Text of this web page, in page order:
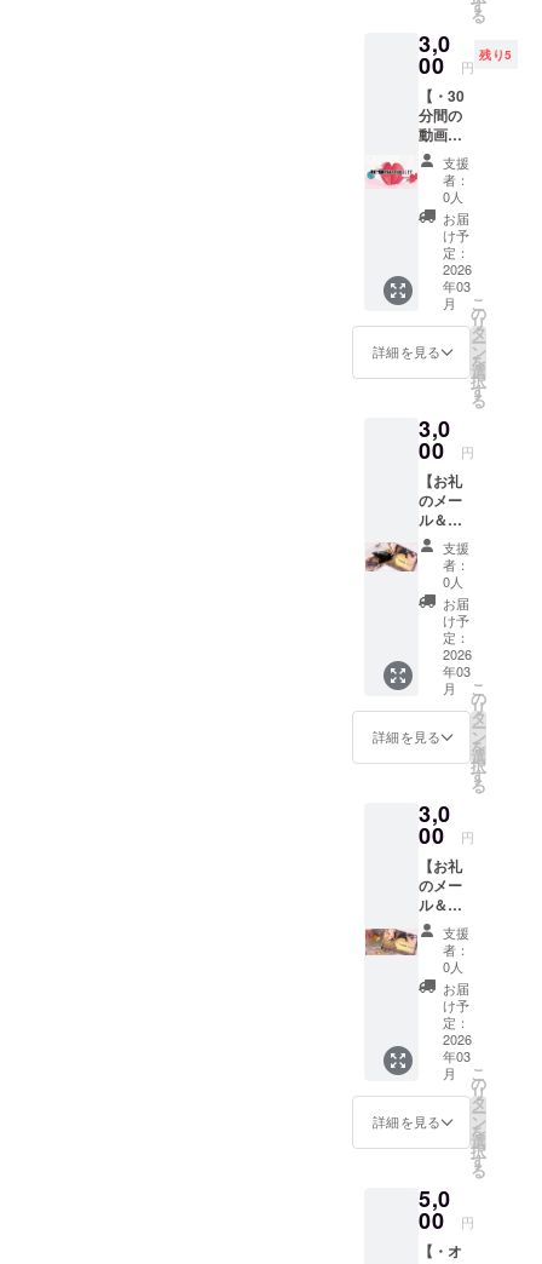
送信可
能な容
量があ
ります
ので、
解像度
が低く
なって
しまう
場合
や、分
割して
の配信
となる
場合が
ます。
※通信料
ます事
をご了
承下さ
い。 ※
都合に
より、
お届け
月が遅
延して
しまう
可能性
があり
ます事
を、予
めご了
よろし
くお願
─────
──​
─────
── お名
前(フリ
ガナ)：
質問：
その他
ご要
望： ​
─────
─────
身体等
へのセ
ルフ
マッ
サー
ジ。 ・
オイル
が染み
込みや
すい木
製のア
イテム
(100円
位から
売って
います)
や、専
滴垂ら
し、芳
香浴を
楽し
む。 ・
無水エ
タノー
ル等に
混ぜ
て、香
水や芳
香スプ
レーの
ように
使用す
画像は
イメー
医薬品
や化粧
品類で
はあり
ません
ので、
肌に直
接つけ
ないよ
うにし
て下さ
い。 ※
使用に
あたっ
ての説
使用例
等も同
ス系)を
1本お届
け致し
ます。
■空間や
衣類等
に噴射
し、芳
香スプ
レーの
ように
使用す
る事が
出来ま
す。 ※
画像は
イメー
や化粧
品類で
はあり
ません
ので、
肌に直
接つけ
ないよ
うにし
て下さ
い。 ※
使用に
あたっ
ての説
明書も
同封致
しま
す
る
3,0
00 円
残り5
【・30
分間の
動画で
のお礼
メッ
セー
ジ・】
貴方様
だけに
向けた
感謝の
気持ち
と、頂
いた質
問につ
いての
を、約
30分間
の動画
にてお
届けさ
せて頂
きま
す。 ■
時間が
限られ
ていま
すの
で、最
大で10
個まで
のご質
問にお
康に関
するご
質問も
お答え
可能で
す。) ※
備考欄
に、貴
方様の
お名前
を、フ
リガナ
付きで
記載を
お願い
致しま
す。 ま
下記の
内容を
コピペ
して記
支援
者：
0人
お届
け予
定：
2026
年03
月
詳細を見る
こ
の
リ
タ
ー
ン
を
選
択
す
る
3,0
00 円
【お礼
のメー
ル＆お
誕生日
ギフト
のお届
け】 ①
開店月
にテキ
スト
メール
の配信
②開店
翌月以
降の初
めての
日に ・
オリジ
ナルア
ロマス
プレー
50ml(リ
ラック
ス系) を
お届け
致しま
す。 ※
備考欄
にお誕
生日の
記載を
お願い
致しま
ジで
す。 ※
メール
配信の
支援
者：
0人
お届
け予
定：
2026
年03
月
詳細を見る
こ
の
リ
タ
ー
ン
を
選
択
す
る
3,0
00 円
【お礼
のメー
ル＆お
誕生日
ギフト
のお届
け】 ①
開店月
にテキ
スト
メール
の配信
②開店
翌月以
降の初
めての
日に ・
オリジ
ナルア
ロマオ
支援
者：
0人
お届
け予
定：
2026
年03
月
詳細を見る
こ
の
リ
タ
ー
ン
を
選
択
す
る
5,0
00 円
【・オ